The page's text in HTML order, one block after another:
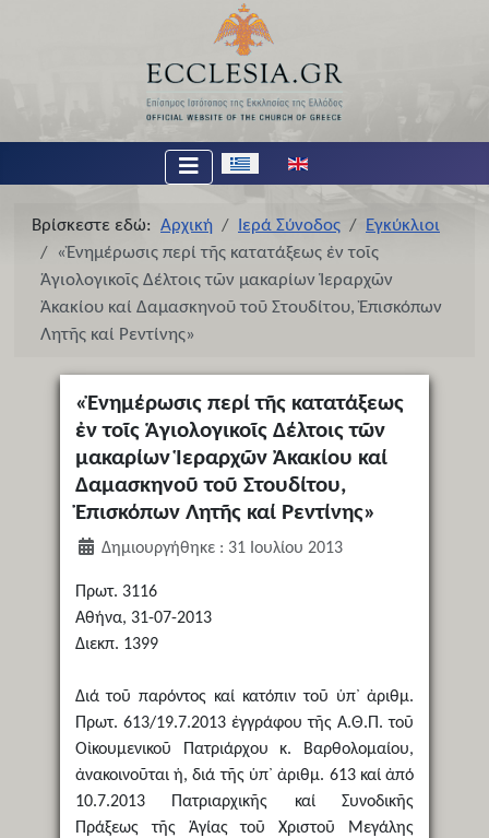
Επιλέξτε τη γλώσσα σας
Βρίσκεστε εδώ: Αρχική Ιερά Σύνοδος
Εγκύκλιοι
«Ἐνημέρωσις περί τῆς κατατάξεως ἐν τοῖς
Ἁγιολογικοῖς Δέλτοις τῶν μακαρίων Ἱεραρχῶν
Ἀκακίου καί Δαμασκηνοῦ τοῦ Στουδίτου, Ἐπισκόπων
Λητῆς καί Ρεντίνης»
«Ἐνημέρωσις περί τῆς κατατάξεως
ἐν τοῖς Ἁγιολογικοῖς Δέλτοις τῶν
μακαρίων Ἱεραρχῶν Ἀκακίου καί
Δαμασκηνοῦ τοῦ Στουδίτου,
Ἐπισκόπων Λητῆς καί Ρεντίνης»
Δημιουργήθηκε : 31 Ιουλίου 2013
Πρωτ. 3116
Αθήνα, 31-07-2013
Διεκπ. 1399
Διά τοῦ παρόντος καί κατόπιν τοῦ ὑπ᾿ ἀριθμ.
Πρωτ. 613/19.7.2013 ἐγγράφου τῆς Α.Θ.Π. τοῦ
Οἰκουμενικοῦ Πατριάρχου κ. Βαρθολομαίου,
ἀνακοινοῦται ἡ, διά τῆς ὑπ᾿ ἀριθμ. 613 καί ἀπό
10.7.2013 Πατριαρχικῆς καί Συνοδικῆς
Πράξεως τῆς Ἁγίας τοῦ Χριστοῦ Μεγάλης